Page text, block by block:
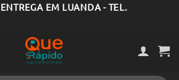
EM LUANDA - TEL.